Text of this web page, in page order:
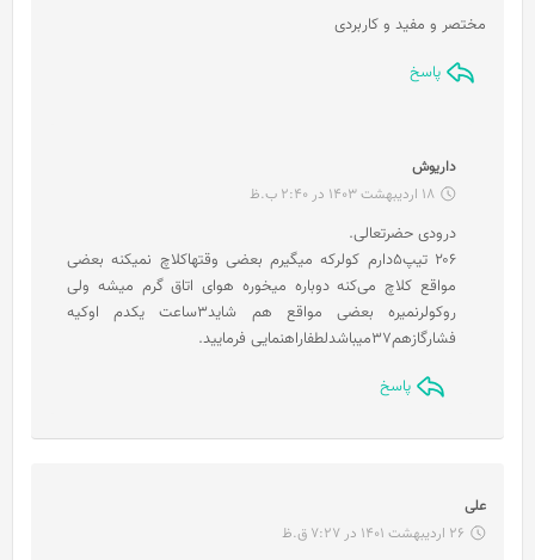
مختصر و مفید و کاربردی
پاسخ
داریوش
ف
ت
18 اردیبهشت 1403 در 2:40 ب.ظ
درودی حضرتعالی.
۲۰۶ تیپ۵دارم کولرکه میگیرم بعضی وقتهاکلاچ نمیکنه بعضی
مواقع کلاچ می‌کنه دوباره میخوره هوای اتاق گرم میشه ولی
روکولرنمیره بعضی مواقع هم شاید۳ساعت یکدم اوکیه
فشارگازهم۳۷میباشدلطفاراهنمایی فرمایید.
پاسخ
علی
ف26 اردیبهشت 1401 در 7:27 ق.ظ